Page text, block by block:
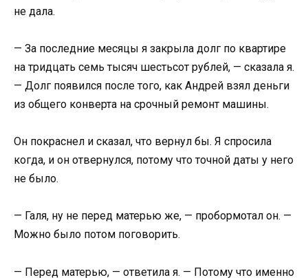
не дала.
— За последние месяцы я закрыла долг по квартире
на тридцать семь тысяч шестьсот рублей, — сказала я.
— Долг появился после того, как Андрей взял деньги
из общего конверта на срочный ремонт машины.
Он покраснел и сказал, что вернул бы. Я спросила
когда, и он отвернулся, потому что точной даты у него
не было.
— Галя, ну не перед матерью же, — пробормотал он. —
Можно было потом поговорить.
— Перед матерью, — ответила я. — Потому что именно